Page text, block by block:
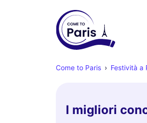
Come to Paris Festività a
I migliori